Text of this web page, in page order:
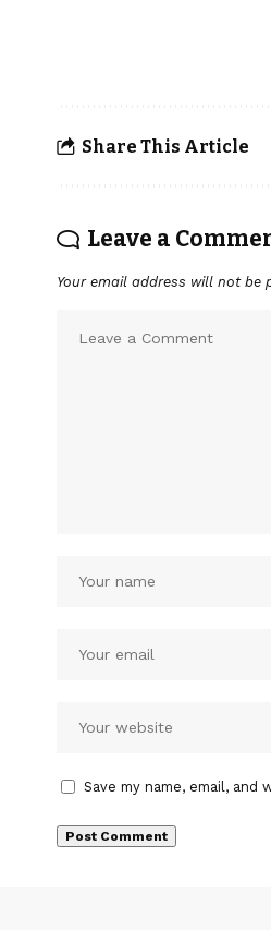
Share This Article
Leave a
Your email address will not be
Save my name, email,